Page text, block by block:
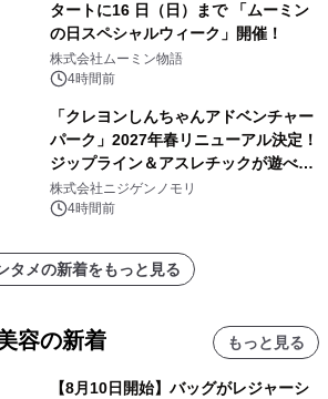
タートに16 日（日）まで 「ムーミン
の日スペシャルウィーク」開催！
株式会社ムーミン物語
4時間前
「クレヨンしんちゃんアドベンチャー
パーク」2027年春リニューアル決定！
ジップライン＆アスレチックが遊べる
のは今年が最後！ 「ラスト！ドキがム
ネムネ～大作戦！」始動
株式会社ニジゲンノモリ
4時間前
タメの新着をもっと見る
容の新着 もっと見る
【8月10日開始】バッグがレジャーシ